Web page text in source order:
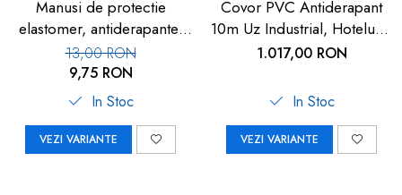
Manusi de protectie
elastomer, antiderapante,
set 100 buc
13,00 RON
9,75 RON
In Stoc
VEZI VARIANTE
Covor PVC Antiderapant
10m Uz Industrial, Hoteluri |
Carboysafety
1.017,00 RON
In Stoc
VEZI VARIANTE